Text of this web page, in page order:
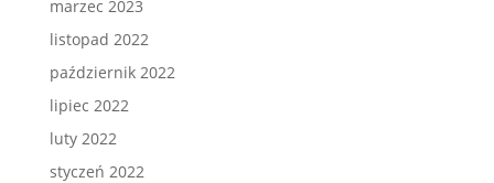
marzec 2023
listopad 2022
październik 2022
lipiec 2022
luty 2022
styczeń 2022